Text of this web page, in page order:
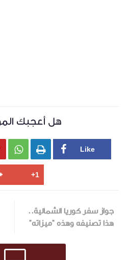
هل أعجبك
 
جواز سفر كوريا الشمالية..
هذا تصنيفه وهذه "ميزاته"